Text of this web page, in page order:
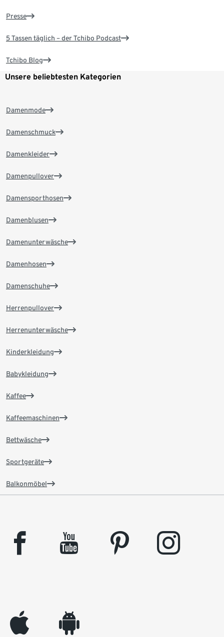
Presse
5 Tassen täglich – der Tchibo Podcast
Tchibo Blog
Unsere beliebtesten Kategorien
Damenmode
Damenschmuck
Damenkleider
Damenpullover
Damensporthosen
Damenblusen
Damenunterwäsche
Damenhosen
Damenschuhe
Herrenpullover
Herrenunterwäsche
Kinderkleidung
Babykleidung
Kaffee
Kaffeemaschinen
Bettwäsche
Sportgeräte
Balkonmöbel
facebook youtube pinterest instagram
appleinc android